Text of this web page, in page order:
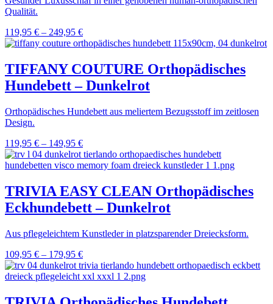
Qualität.
119,95 € – 249,95 €
TIFFANY COUTURE Orthopädisches
Hundebett – Dunkelrot
Orthopädisches Hundebett aus meliertem Bezugsstoff im zeitlosen
Design.
119,95 € – 149,95 €
TRIVIA EASY CLEAN Orthopädisches
Eckhundebett – Dunkelrot
Aus pflegeleichtem Kunstleder in platzsparender Dreiecksform.
109,95 € – 179,95 €